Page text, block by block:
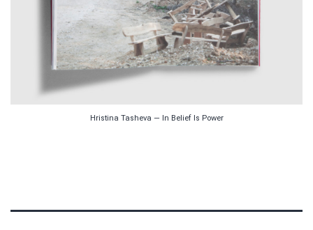
Hristina Tasheva — In Belief Is Power